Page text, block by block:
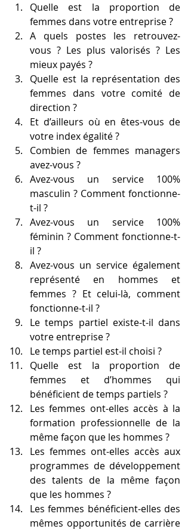
Quelle est la proportion de
femmes dans votre entreprise ?
A quels postes les retrouvez-
vous ? Les plus valorisés ? Les
mieux payés ?
Quelle est la représentation des
femmes dans votre comité de
direction ?
Et d’ailleurs où en êtes-vous de
votre index égalité ?
Combien de femmes managers
avez-vous ?
Avez-vous un service 100%
masculin ? Comment fonctionne-
t-il ?
Avez-vous un service 100%
féminin ? Comment fonctionne-t-
il ?
Avez-vous un service également
représenté en hommes et
femmes ? Et celui-là, comment
fonctionne-t-il ?
Le temps partiel existe-t-il dans
votre entreprise ?
Le temps partiel est-il choisi ?
Quelle est la proportion de
femmes et d’hommes qui
bénéficient de temps partiels ?
Les femmes ont-elles accès à la
formation professionnelle de la
même façon que les hommes ?
Les femmes ont-elles accès aux
programmes de développement
des talents de la même façon
que les hommes ?
Les femmes bénéficient-elles des
mêmes opportunités de carrière